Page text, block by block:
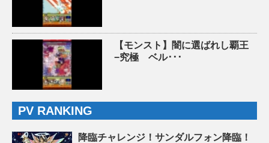
【モンスト】闇に選ばれし覇王
−究極 ベル･･･
PV RANKING
降臨チャレンジ！サンダルフォン降臨！